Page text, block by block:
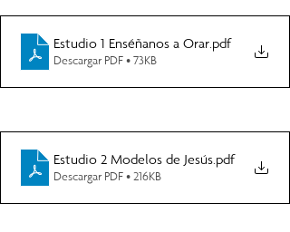
Estudio 1 Enséñanos a Orar.pdf
Descargar PDF • 73KB
Estudio 2 Modelos de Jesús.pdf
Descargar PDF • 216KB